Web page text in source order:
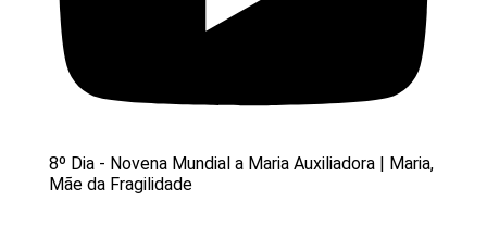
8º Dia - Novena Mundial a Maria Auxiliadora | Maria,
Mãe da Fragilidade